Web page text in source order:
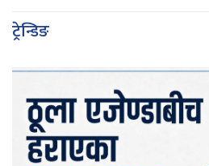
ट्रेन्डिङ